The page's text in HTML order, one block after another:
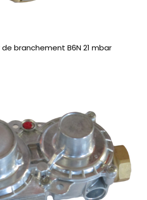
branchement B6N 21 mbar